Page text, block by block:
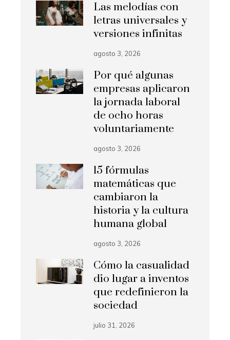
Las melodías con
letras universales y
versiones infinitas
agosto 3, 2026
Por qué algunas
empresas aplicaron
la jornada laboral
de ocho horas
voluntariamente
agosto 3, 2026
15 fórmulas
matemáticas que
cambiaron la
historia y la cultura
humana global
agosto 3, 2026
Cómo la casualidad
dio lugar a inventos
que redefinieron la
sociedad
julio 31, 2026